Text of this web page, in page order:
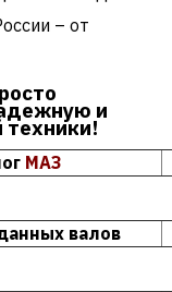
– от
и
техники!
МАЗ
валов